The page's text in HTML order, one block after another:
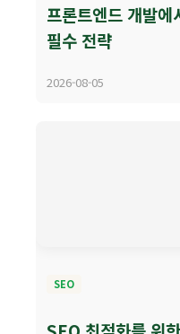
프론트엔드 개발
필수 전략
2026-08-05
SEO